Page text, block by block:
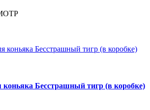
коньяка Бесстрашный тигр (в коробке)